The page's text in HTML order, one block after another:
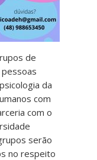
de
da
com
com o
serão
no respeito